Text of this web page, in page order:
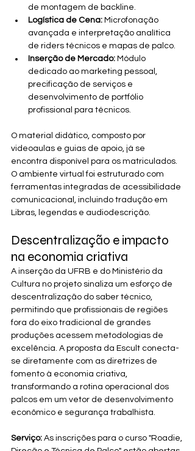
de montagem de backline.
Logística de Cena: Microfonação
avançada e interpretação analítica
de riders técnicos e mapas de palco.
Inserção de Mercado: Módulo
dedicado ao marketing pessoal,
precificação de serviços e
desenvolvimento de portfólio
profissional para técnicos.
O material didático, composto por
videoaulas e guias de apoio, já se
encontra disponível para os matriculados.
O ambiente virtual foi estruturado com
ferramentas integradas de acessibilidade
comunicacional, incluindo tradução em
Libras, legendas e audiodescrição.
Descentralização e impacto
na economia criativa
A inserção da UFRB e do Ministério da
Cultura no projeto sinaliza um esforço de
descentralização do saber técnico,
permitindo que profissionais de regiões
fora do eixo tradicional de grandes
produções acessem metodologias de
excelência. A proposta da Escult conecta-
se diretamente com as diretrizes de
fomento à economia criativa,
transformando a rotina operacional dos
palcos em um vetor de desenvolvimento
econômico e segurança trabalhista.
Serviço: As inscrições para o curso "Roadie,